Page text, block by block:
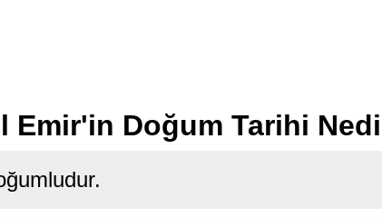
Emir'in Doğum Tarihi